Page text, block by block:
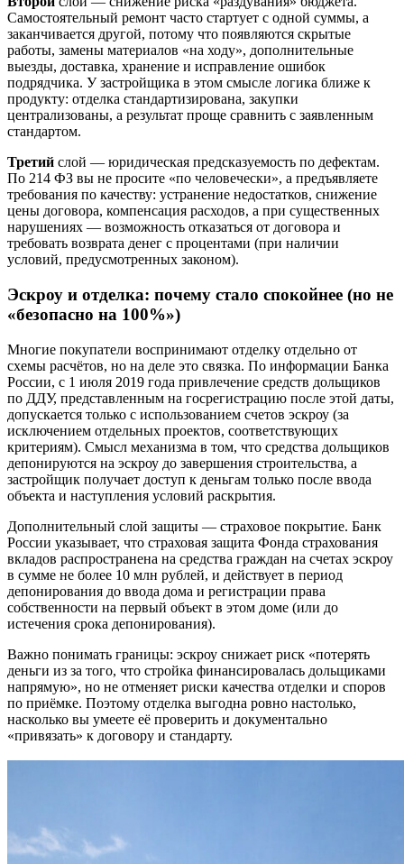
Самостоятельный ремонт часто стартует с одной суммы, а
заканчивается другой, потому что появляются скрытые
работы, замены материалов «на ходу», дополнительные
выезды, доставка, хранение и исправление ошибок
подрядчика. У застройщика в этом смысле логика ближе к
продукту: отделка стандартизирована, закупки
централизованы, а результат проще сравнить с заявленным
стандартом.
Третий слой — юридическая предсказуемость по дефектам.
По 214 ФЗ вы не просите «по человечески», а предъявляете
требования по качеству: устранение недостатков, снижение
цены договора, компенсация расходов, а при существенных
нарушениях — возможность отказаться от договора и
требовать возврата денег с процентами (при наличии
условий, предусмотренных законом).
Эскроу и отделка: почему стало спокойнее (но не
«безопасно на 100%»)
Многие покупатели воспринимают отделку отдельно от
схемы расчётов, но на деле это связка. По информации Банка
России, с 1 июля 2019 года привлечение средств дольщиков
по ДДУ, представленным на госрегистрацию после этой даты,
допускается только с использованием счетов эскроу (за
исключением отдельных проектов, соответствующих
критериям). Смысл механизма в том, что средства дольщиков
депонируются на эскроу до завершения строительства, а
застройщик получает доступ к деньгам только после ввода
объекта и наступления условий раскрытия.
Дополнительный слой защиты — страховое покрытие. Банк
России указывает, что страховая защита Фонда страхования
вкладов распространена на средства граждан на счетах эскроу
в сумме не более 10 млн рублей, и действует в период
депонирования до ввода дома и регистрации права
собственности на первый объект в этом доме (или до
истечения срока депонирования).
Важно понимать границы: эскроу снижает риск «потерять
деньги из за того, что стройка финансировалась дольщиками
напрямую», но не отменяет риски качества отделки и споров
по приёмке. Поэтому отделка выгодна ровно настолько,
насколько вы умеете её проверить и документально
«привязать» к договору и стандарту.